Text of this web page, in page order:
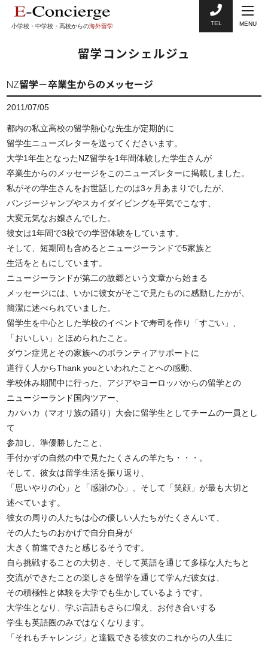
小学校・中学校・高校からの海外留学 TEL MENU
留学コンシェルジュ
NZ留学－卒業生からのメッセージ
2011/07/05
都内の私立高校の留学熱心な先生が定期的に
留学生ニューズレターを送ってくださいます。
大学1年生となったNZ留学を1年間体験した学生さんが
卒業生からのメッセージをこのニューズレターに掲載しました。
私がその学生さんをお世話したのは3ヶ月あまりでしたが、
バンジージャンプやスカイダイビングを平気でこなす、
大変元気なお嬢さんでした。
彼女は1年間で3校での学習体験をしています。
そして、短期間も含めるとニュージーランドで5家族と
生活をともにしています。
ニュージーランドが第二の故郷という文章から始まる
メッセージには、いかに彼女がそこで見たものに感動したかが、
簡潔に述べられていました。
留学生を中心とした学校のイベントで寿司を作り「すごい」、
「おいしい」とほめられたこと。
ダウン症児とその家族へのボランティアサポートに
道行く人からThank youといわれたことへの感動、
学校休み期間中に行った、アジアやヨーロッパからの留学との
ニュージーランド国内ツアー、
カパハカ（マオリ族の踊り）大会に留学生としてチームの一員とし
て
参加し、準優勝したこと、
手付かずの自然の中で見たたくさんの羊たち・・・。
そして、彼女は留学生活を振り返り、
「思いやりの心」と「感謝の心」、そして「笑顔」が最も大切と
述べています。
彼女の周りの人たちは心の優しい人たちがたくさんいて、
その人たちのおかげで自分自身が
大きく前進できたと感じるそうです。
自ら挑戦することの大切さ、そして英語を通じて多様な人たちと
交流ができたことの楽しさを留学を通じて学んだ彼女は、
その積極性と体験を大学でも生かしているようです。
大学生となり、学ぶ言語もさらに増え、お付き合いする
学生も英語圏のみではなくなります。
「それもチャレンジ」と達観できる彼女のこれからの人生に